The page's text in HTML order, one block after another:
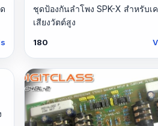
ชุดป้องกันลำโพง SPK-X สำหรับเ
เสียงวัตต์สูง
180